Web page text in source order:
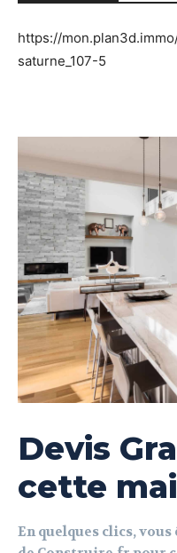
https://
saturne_107-5
Devis
cette
En quelques clics,